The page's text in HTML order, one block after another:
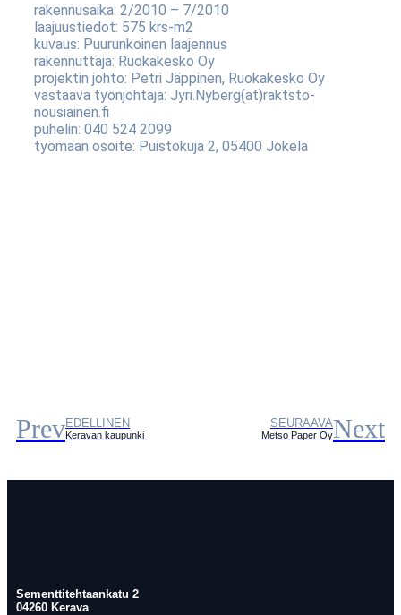
rakennusaika: 2/2010 – 7/2010
laajuustiedot: 575 krs-m2
kuvaus: Puurunkoinen laajennus
rakennuttaja: Ruokakesko Oy
projektin johto: Petri Jäppinen, Ruokakesko Oy
vastaava työnjohtaja: Jyri.Nyberg(at)raktsto-
nousiainen.fi
puhelin: 040 524 2099
työmaan osoite: Puistokuja 2, 05400 Jokela
PrevEDELLINEN
Keravan kaupunki
SEURAAVA
Metso Paper OyNext
Sementtitehtaankatu 2
04260 Kerava